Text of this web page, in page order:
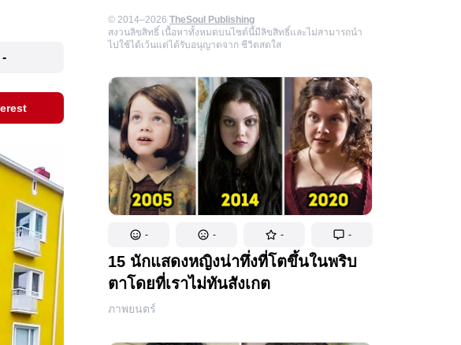
© 2014–2026 TheSoul Publishing
สงวนลิขสิทธิ์ เนื้อหาทั้งหมดบนไซต์นี้มีลิขสิทธิ์และไม่สามารถนำ
ไปใช้ได้เว้นแต่ได้รับอนุญาตจาก ชีวิตสดใส
- - - -
15 นักแสดงหญิงน่าทึ่งที่โตขึ้นในพริบ
ตาโดยที่เราไม่ทันสังเกต
ภาพยนตร์
-